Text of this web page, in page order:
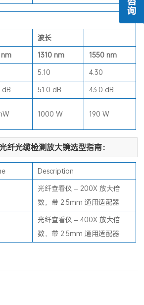
波长
1310 nm
1550 nm
5.10
4.30
dB 51.0 dB
43.0 dB
1000 W 190 W
纤光缆检测放大镜选型指南：
Description
光纤查看仪 – 200X 放大倍
数，带 2.5mm 通用适配器
光纤查看仪 – 400X 放大倍
数，带 2.5mm 通用适配器